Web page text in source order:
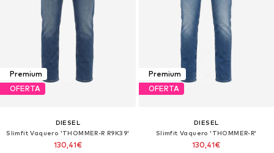
Premium
OFERTA
DIESEL
Slimfit Vaquero 'THOMMER-R R9K39'
130,41€
Premium
OFERTA
DIESEL
Slimfit Vaquero 'THOMMER-R'
130,41€